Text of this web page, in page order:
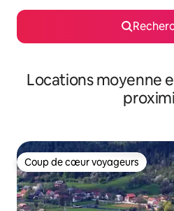
Locations moyenne
Coup de cœur voyageurs
Coup de cœur voyageurs